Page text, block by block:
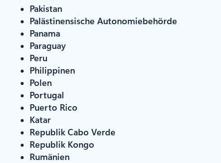
Pakistan
Palästinensische Autonomiebehörde
Panama
Paraguay
Peru
Philippinen
Polen
Portugal
Puerto Rico
Katar
Republik Cabo Verde
Republik Kongo
Rumänien